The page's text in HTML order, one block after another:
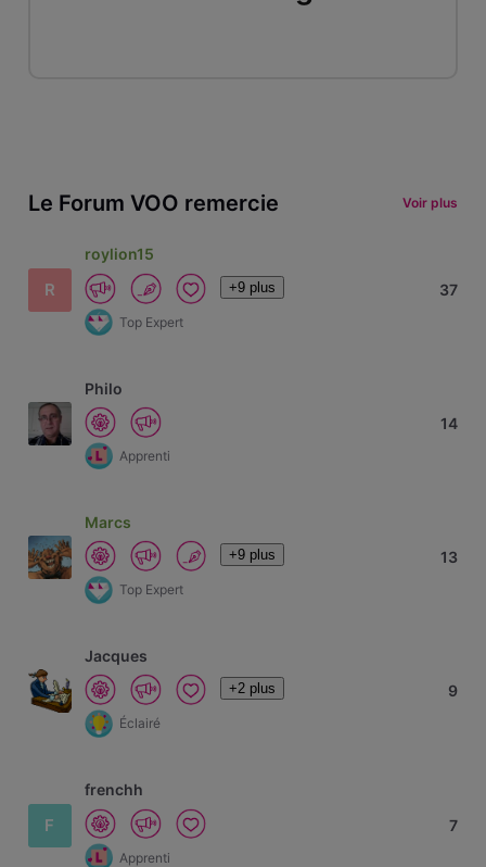
Le Forum VOO remercie Voir plus
R
roylion15
+9 plus
Top Expert
37
Philo
Apprenti
14
Marcs
+9 plus
Top Expert
13
Jacques
+2 plus
Éclairé
9
F
frenchh
Apprenti
7